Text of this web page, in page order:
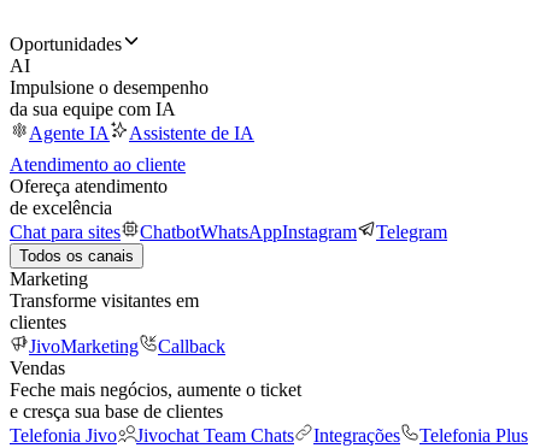
Oportunidades
AI
Impulsione o desempenho
da sua equipe com IA
Agente IA
Assistente de IA
Atendimento ao cliente
Ofereça atendimento
de excelência
Chat para sites
ChatbotWhatsAppInstagram Telegram
Todos os canais
Marketing
Transforme visitantes em
clientes
JivoMarketing
Callback
Vendas
Feche mais negócios, aumente o ticket
e cresça sua base de clientes
Telefonia Jivo
Jivochat Team Chats Integrações
Telefonia Plus